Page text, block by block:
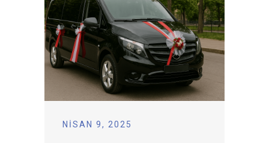
NISAN 9, 2025